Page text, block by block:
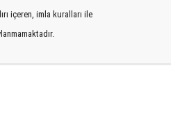
içeren, imla kuralları ile